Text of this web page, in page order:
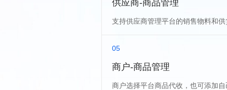
供应商-商品管理
支持供应商管理平台的销售物料和
05
商户-商品管理
商户选择平台商品代收，也可添加